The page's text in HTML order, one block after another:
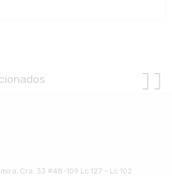
Cra. 33 #48-109 Lc 127 – Lc 102